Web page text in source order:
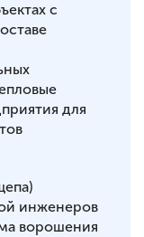
с
для
инженеров
ворошения